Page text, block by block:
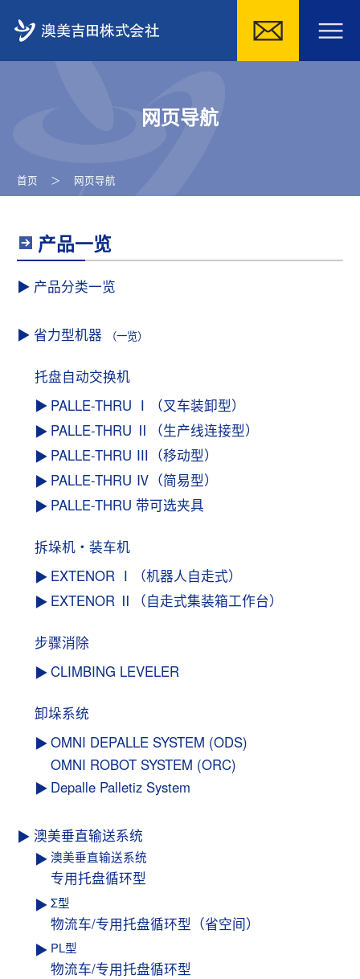
网页导航
首页 ＞ 网页导航
产品一览
产品分类一览
省力型机器 （一览）
托盘自动交换机
PALLE-THRU Ⅰ（叉车装卸型）
PALLE-THRU Ⅱ（生产线连接型）
PALLE-THRU Ⅲ（移动型）
PALLE-THRU Ⅳ（简易型）
PALLE-THRU 带可选夹具
拆垛机・装车机
EXTENOR Ⅰ（机器人自走式）
EXTENOR Ⅱ（自走式集装箱工作台）
步骤消除
CLIMBING LEVELER
卸垛系统
OMNI DEPALLE SYSTEM (ODS)
OMNI ROBOT SYSTEM (ORC)
Depalle Palletiz System
澳美垂直输送系统
澳美垂直输送系统
专用托盘循环型
Σ型
物流车/专用托盘循环型（省空间）
PL型
物流车/专用托盘循环型